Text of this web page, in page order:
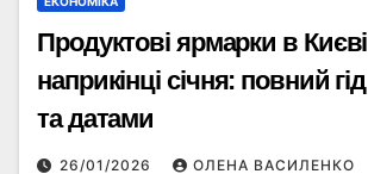
Продуктові ярмарки в Києві
наприкінці січня: повний
та датами
26/01/2026 ОЛЕНА ВАСИЛЕНКО